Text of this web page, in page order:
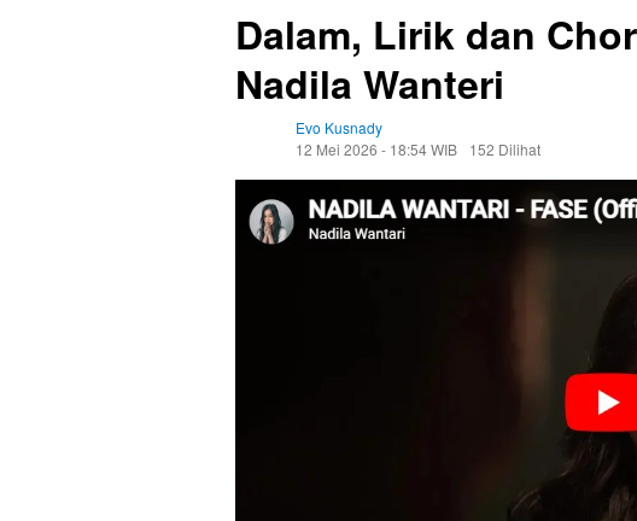
Dalam, Lirik dan
Nadila Wanteri
Evo Kusnady
12 Mei 2026 - 18:54 WIB
152 Dilihat